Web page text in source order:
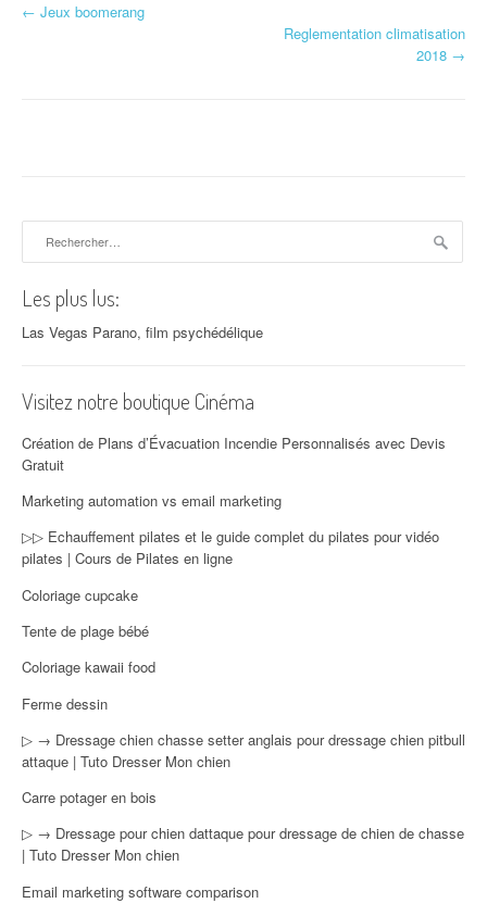
Navigation d'article
← Jeux boomerang
Reglementation climatisation
2018 →
Les plus lus:
Las Vegas Parano, film psychédélique
Visitez notre boutique Cinéma
Création de Plans d’Évacuation Incendie Personnalisés avec Devis
Gratuit
Marketing automation vs email marketing
▷▷ Echauffement pilates et le guide complet du pilates pour vidéo
pilates | Cours de Pilates en ligne
Coloriage cupcake
Tente de plage bébé
Coloriage kawaii food
Ferme dessin
▷ → Dressage chien chasse setter anglais pour dressage chien pitbull
attaque | Tuto Dresser Mon chien
Carre potager en bois
▷ → Dressage pour chien dattaque pour dressage de chien de chasse
| Tuto Dresser Mon chien
Email marketing software comparison